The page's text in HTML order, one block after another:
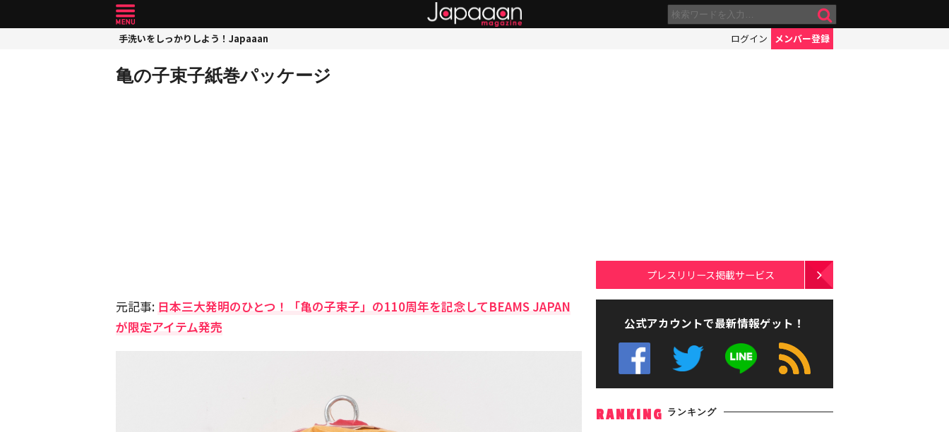
手洗いをしっかりしよう！Japaaan ログイン メンバー登録
亀の子束子紙巻パッケージ
元記事: 日本三大発明のひとつ！「亀の子束子」の110周年を記念してBEAMS JAPAN
が限定アイテム発売
プレスリリース掲載サービス
公式アカウントで最新情報ゲット！
RANKING ランキング